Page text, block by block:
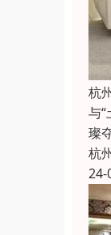
杭
与
璨
杭
24-